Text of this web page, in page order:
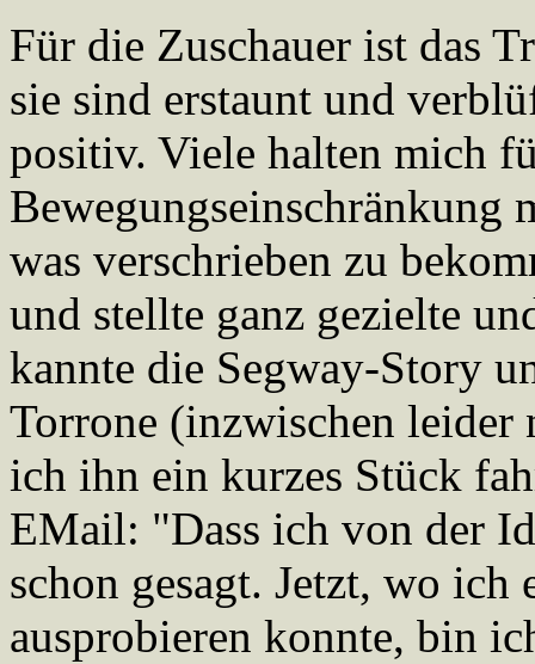
Für die Zuschauer ist das
sie sind erstaunt und
positiv. Viele halten mich
Bewegungseinschränkung
was verschrieben zu
und stellte ganz gezielte
kannte die Segway-Story
Torrone (inzwischen leider
ich ihn ein kurzes Stück
EMail: "Dass ich von der
schon gesagt. Jetzt, wo ich
ausprobieren konnte, bin